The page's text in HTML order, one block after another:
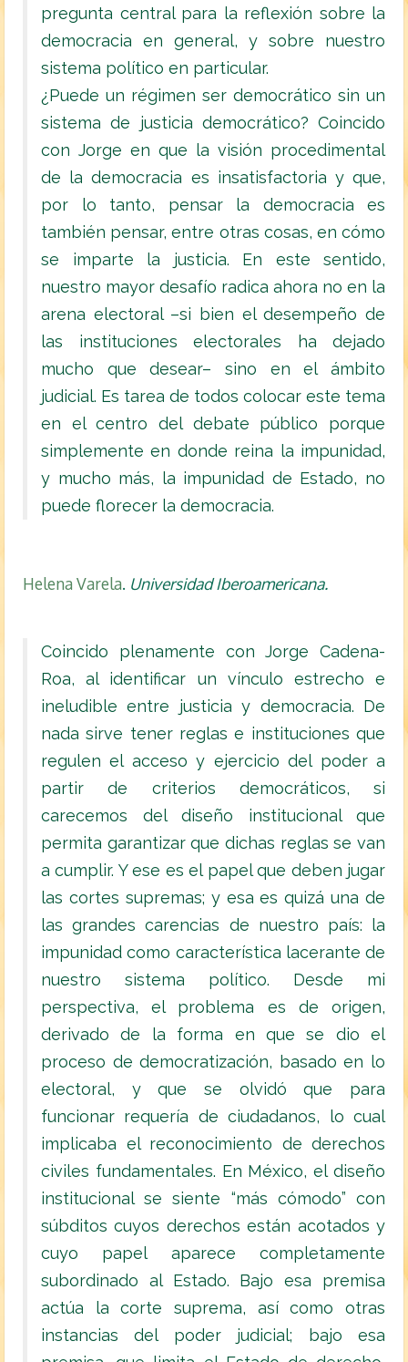
pregunta central para la reflexión sobre la
democracia en general, y sobre nuestro
sistema político en particular.
¿Puede un régimen ser democrático sin un
sistema de justicia democrático? Coincido
con Jorge en que la visión procedimental
de la democracia es insatisfactoria y que,
por lo tanto, pensar la democracia es
también pensar, entre otras cosas, en cómo
se imparte la justicia. En este sentido,
nuestro mayor desafío radica ahora no en la
arena electoral –si bien el desempeño de
las instituciones electorales ha dejado
mucho que desear– sino en el ámbito
judicial. Es tarea de todos colocar este tema
en el centro del debate público porque
simplemente en donde reina la impunidad,
y mucho más, la impunidad de Estado, no
puede florecer la democracia.
Helena Varela. Universidad Iberoamericana.
Coincido plenamente con Jorge Cadena-
Roa, al identificar un vínculo estrecho e
ineludible entre justicia y democracia. De
nada sirve tener reglas e instituciones que
regulen el acceso y ejercicio del poder a
partir de criterios democráticos, si
carecemos del diseño institucional que
permita garantizar que dichas reglas se van
a cumplir. Y ese es el papel que deben jugar
las cortes supremas; y esa es quizá una de
las grandes carencias de nuestro país: la
impunidad como característica lacerante de
nuestro sistema político. Desde mi
perspectiva, el problema es de origen,
derivado de la forma en que se dio el
proceso de democratización, basado en lo
electoral, y que se olvidó que para
funcionar requería de ciudadanos, lo cual
implicaba el reconocimiento de derechos
civiles fundamentales. En México, el diseño
institucional se siente “más cómodo” con
súbditos cuyos derechos están acotados y
cuyo papel aparece completamente
subordinado al Estado. Bajo esa premisa
actúa la corte suprema, así como otras
instancias del poder judicial; bajo esa